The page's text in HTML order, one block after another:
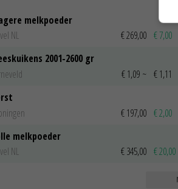
melkpoeder
NL
€ 269,00 € 7,00
2001-2600 gr
€ 1,09 ~ € 1,11
€ 197,00 € 2,00
melkpoeder
NL
€ 345,00 € 20,00